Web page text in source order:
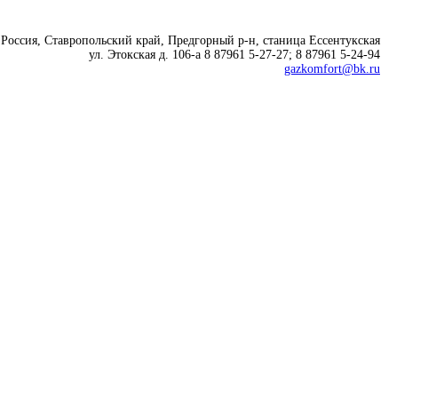
Россия, Ставропольский край, Предгорный р-н, cтаница Ессентукская
ул. Этокская д. 106-а 8 87961 5-27-27; 8 87961 5-24-94
gazkomfort@bk.ru